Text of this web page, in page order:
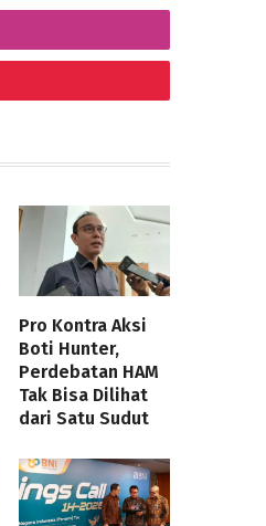
Pro Kontra Aksi
Boti Hunter,
Perdebatan HAM
Tak Bisa Dilihat
dari Satu Sudut